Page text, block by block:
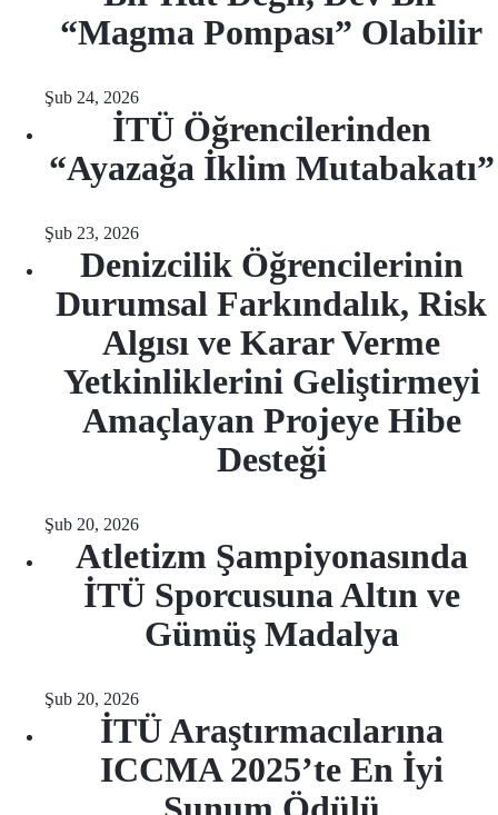
“Magma Pompası” Olabilir
Şub 24, 2026
İTÜ Öğrencilerinden
“Ayazağa İklim Mutabakatı”
Şub 23, 2026
Denizcilik Öğrencilerinin
Durumsal Farkındalık, Risk
Algısı ve Karar Verme
Yetkinliklerini Geliştirmeyi
Amaçlayan Projeye Hibe
Desteği
Şub 20, 2026
Atletizm Şampiyonasında
İTÜ Sporcusuna Altın ve
Gümüş Madalya
Şub 20, 2026
İTÜ Araştırmacılarına
ICCMA 2025’te En İyi